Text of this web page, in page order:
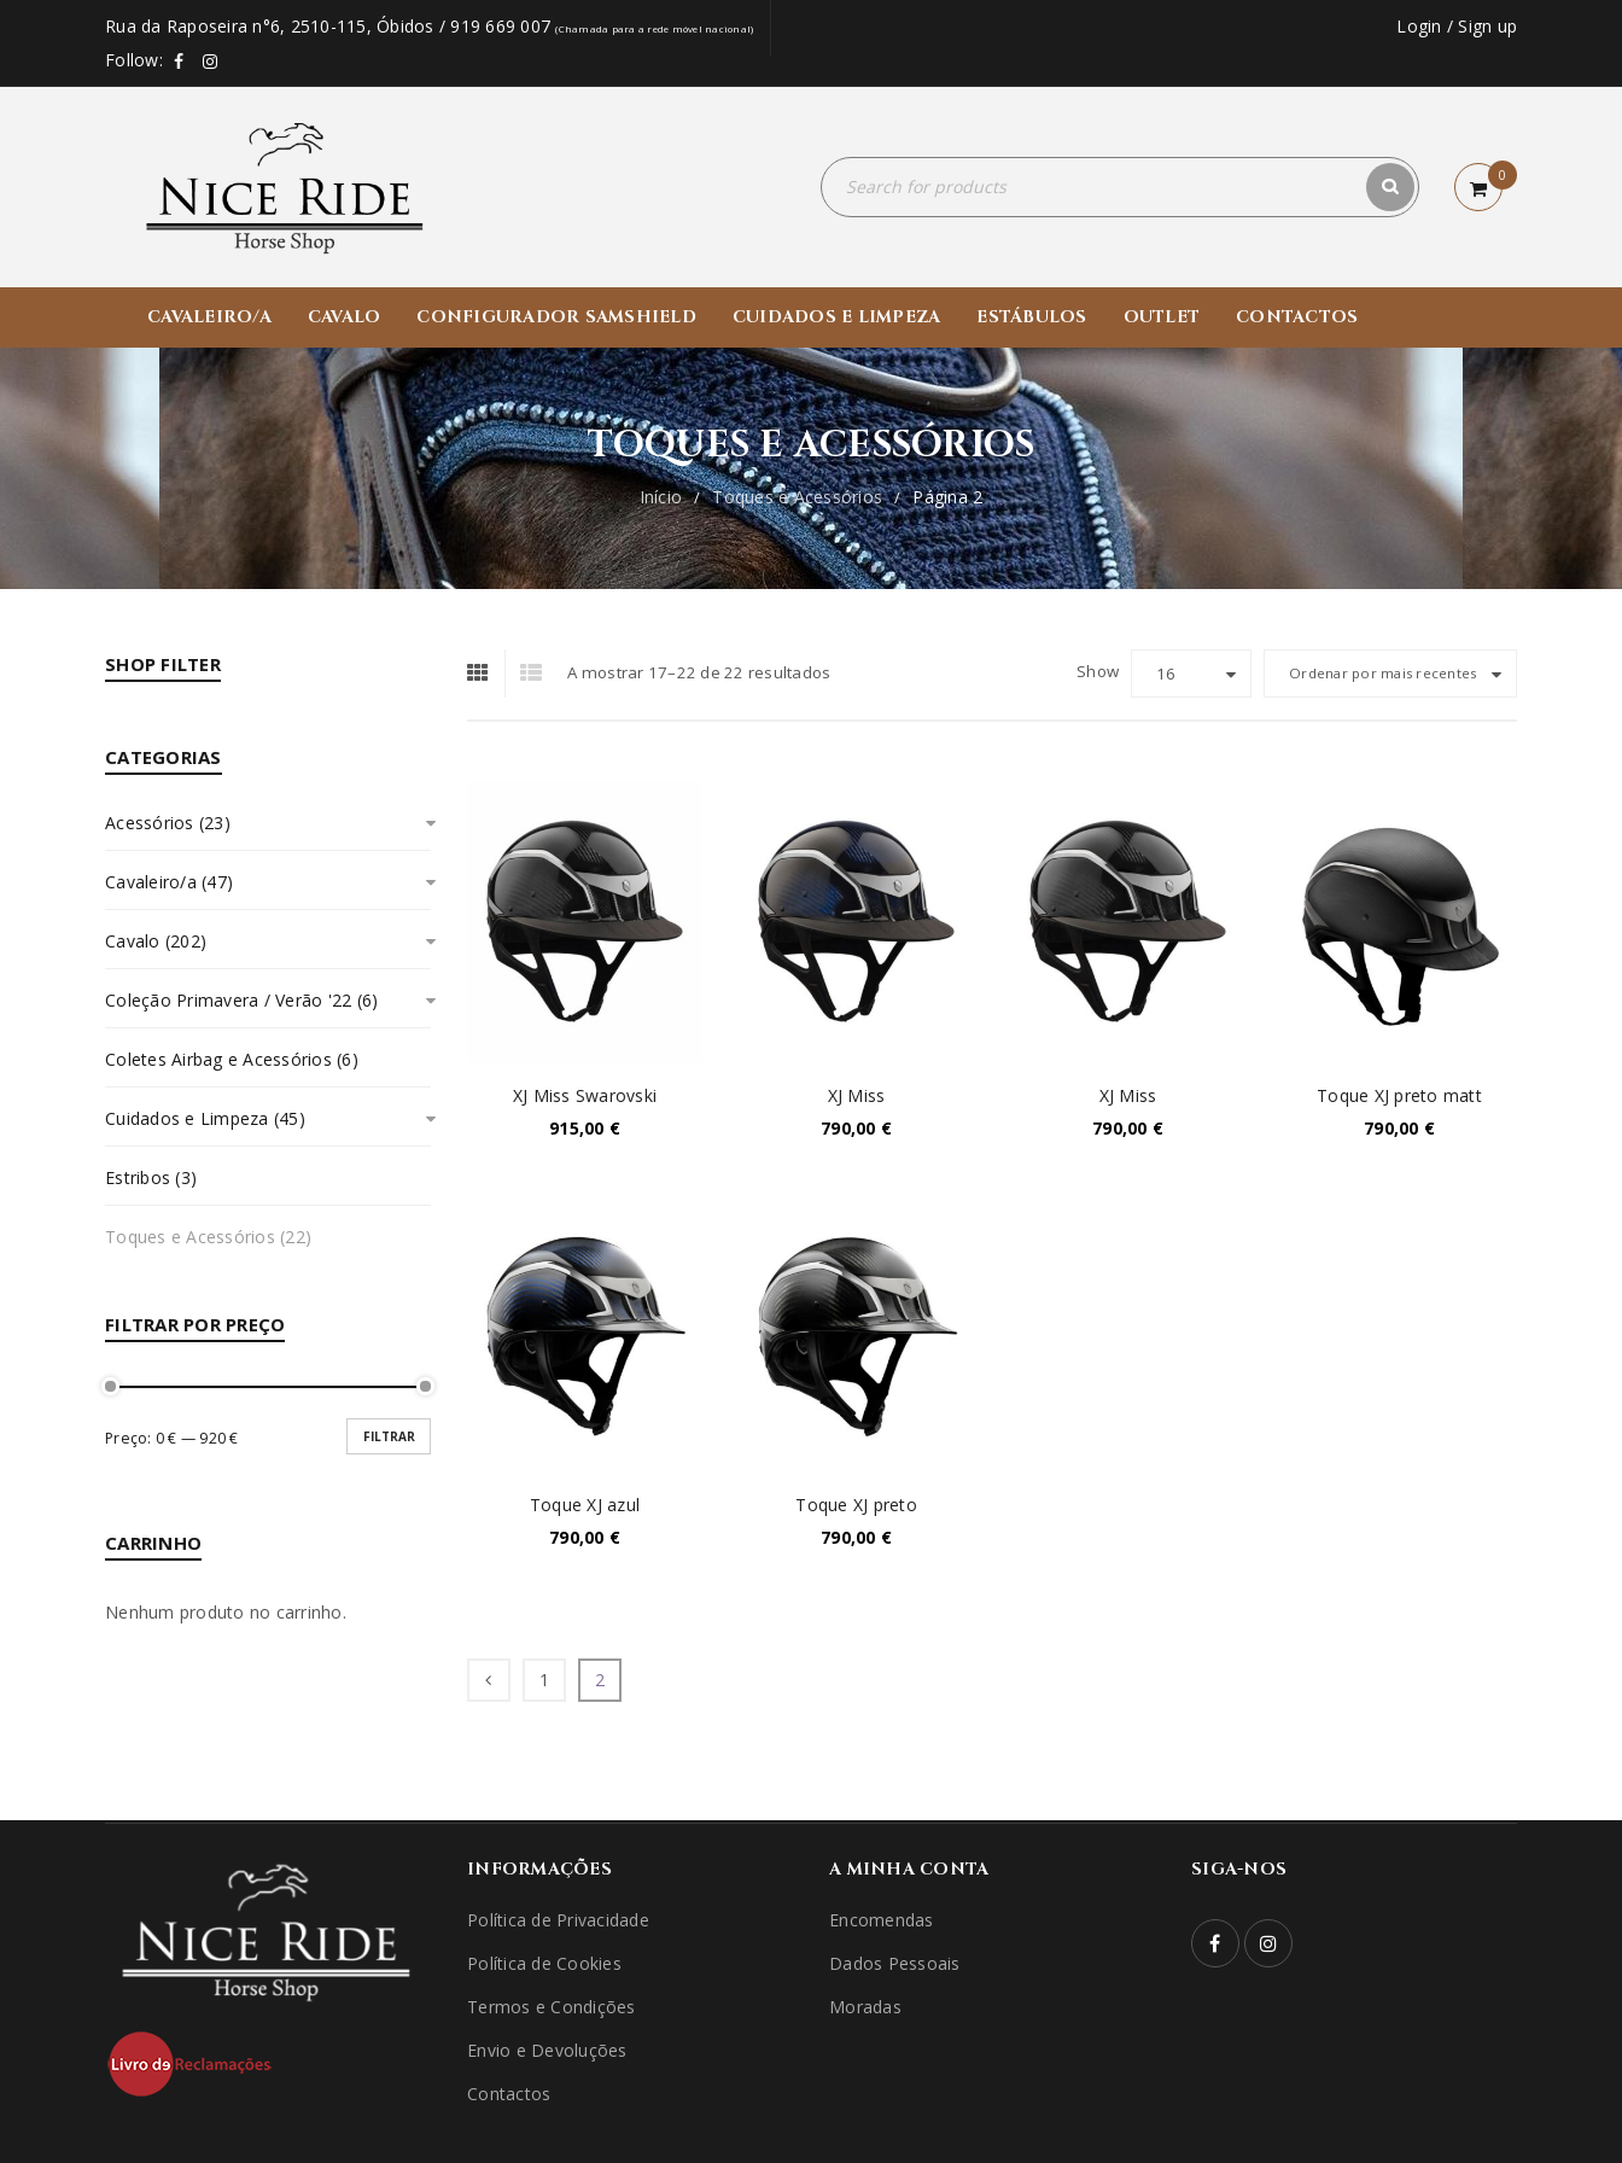
INICIAR SESSÃO
Nome de utilizador ou email
Senha *
Manter sessão
INICIAR SESSÃO
PERDEU A SUA SENHA?
Rua da Raposeira n°6, 2510-115, Óbidos / 919 669 007(Chamada para a rede móvel nacional)
Follow:
Login /Sign up
0
CAVALEIRO/A CAVALO CONFIGURADOR SAMSHIELD CUIDADOS E LIMPEZA ESTÁBULOS OUTLET CONTACTOS
TOQUES E ACESSÓRIOS
Início / Toques e Acessórios / Página 2
SHOP FILTER
CATEGORIAS
Acessórios (23)
Cavaleiro/a (47)
Cavalo (202)
Coleção Primavera / Verão '22 (6)
Coletes Airbag e Acessórios (6)
Cuidados e Limpeza (45)
Estribos (3)
Toques e Acessórios (22)
FILTRAR POR PREÇO
FILTRAR
Preço: 0 € — 920 €
CARRINHO
Nenhum produto no carrinho.
A mostrar 17–22 de 22 resultados Ordenar por mais recentes
Show 16
XJ Miss Swarovski
915,00 €
XJ Miss
790,00 €
XJ Miss
790,00 €
Toque XJ preto matt
790,00 €
Toque XJ azul
790,00 €
Toque XJ preto
790,00 €
1 2
INFORMAÇÕES
Política de Privacidade
Política de Cookies
Termos e Condições
Envio e Devoluções
Contactos
A MINHA CONTA
Encomendas
Dados Pessoais
Moradas
SIGA-NOS